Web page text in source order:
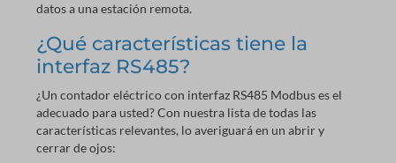
datos a una estación remota.
¿Qué características tiene la
interfaz RS485?
¿Un contador eléctrico con interfaz RS485 Modbus es el
adecuado para usted? Con nuestra lista de todas las
características relevantes, lo averiguará en un abrir y
cerrar de ojos: